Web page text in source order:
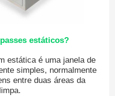
estáticos?
estática é uma janela de
simples, normalmente
entre duas áreas da